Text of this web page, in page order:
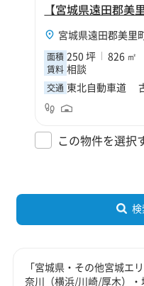
宮城県遠田郡美里
面積 250 坪 826 ㎡
賃料 相談
交通 東北自動車道
この物件を選択
「宮城県・その他宮城エ
奈川（横浜/川崎/厚木）